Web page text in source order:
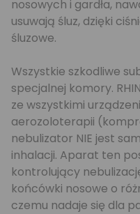
nosowych i gardła,
usuwają śluz, dzięki
śluzowe.
Wszystkie szkodliwe
specjalnej komory.
ze wszystkimi
aerozoloterapii
nebulizator NIE jest
inhalacji. Aparat ten
kontrolujący
końcówki nosowe o
czemu nadaje się dla